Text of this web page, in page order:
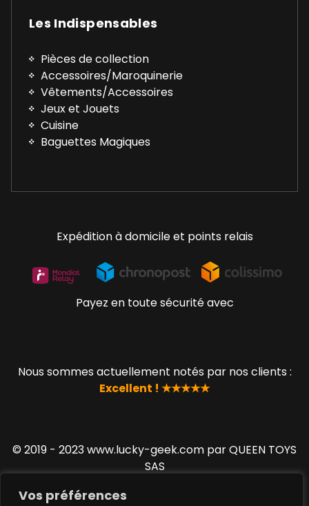
Vos préférences
Les Indispensables
Pièces de collection
Accessoires/Maroquinerie
Vêtements/Accessoires
Jeux et Jouets
Cuisine
Baguettes Magiques
Expédition à domicile et points relais
Payez en toute sécurité avec
Nous sommes actuellement notés par nos clients :
Excellent ! ★★★★★
© 2019 - 2023 www.lucky-geek.com par QUEEN TOYS
SAS